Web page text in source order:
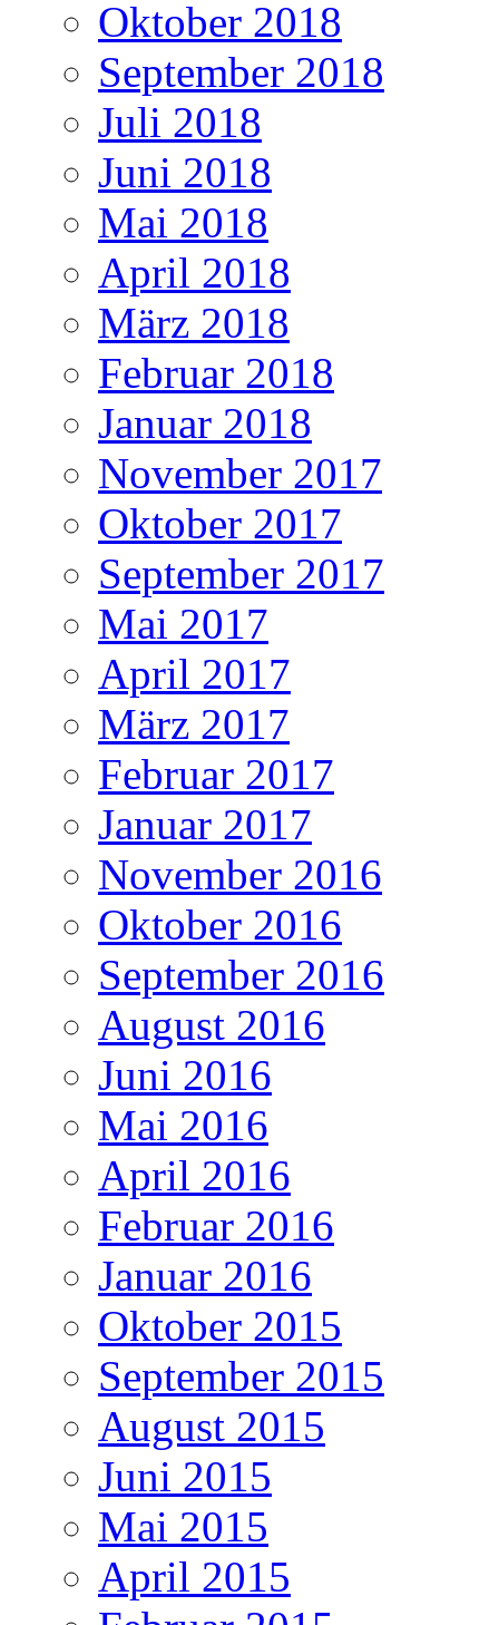
Oktober 2018
September 2018
Juli 2018
Juni 2018
Mai 2018
April 2018
März 2018
Februar 2018
Januar 2018
November 2017
Oktober 2017
September 2017
Mai 2017
April 2017
März 2017
Februar 2017
Januar 2017
November 2016
Oktober 2016
September 2016
August 2016
Juni 2016
Mai 2016
April 2016
Februar 2016
Januar 2016
Oktober 2015
September 2015
August 2015
Juni 2015
Mai 2015
April 2015